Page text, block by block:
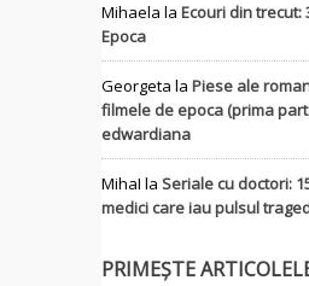
Mihaela la Ecouri din trecut:
Epoca
Georgeta la Piese ale
filmele de epoca (prima
edwardiana
MihaI la Seriale cu doctori:
medici care iau pulsul
PRIMEȘTE